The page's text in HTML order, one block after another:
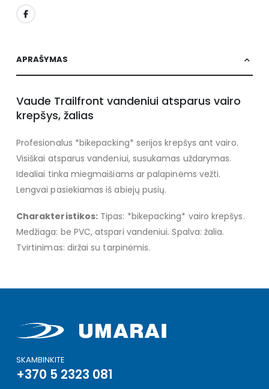
APRAŠYMAS
Vaude Trailfront vandeniui atsparus vairo
krepšys, žalias
Profesionalus *bikepacking* serijos krepšys ant vairo.
Visiškai atsparus vandeniui, susukamas uždarymas.
Idealiai tinka miegmaišiams ar palapinėms vežti.
Lengvai pasiekiamas iš abiejų pusių.
Charakteristikos: Tipas: *bikepacking* vairo krepšys.
Medžiaga: be PVC, atspari vandeniui. Spalva: žalia.
Tvirtinimas: diržai su tarpinėmis.
SKAMBINKITE
+370 5 2323 081